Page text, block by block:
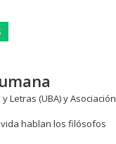
Letras (UBA) y Asociación